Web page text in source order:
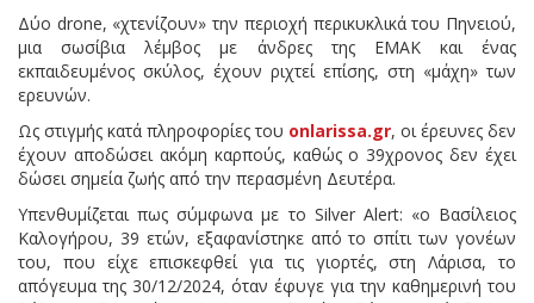
Δύο drone, «χτενίζουν» την περιοχή περικυκλικά του Πηνειού,
μια σωσίβια λέμβος με άνδρες της ΕΜΑΚ και ένας
εκπαιδευμένος σκύλος, έχουν ριχτεί επίσης, στη «μάχη» των
ερευνών.
Ως στιγμής κατά πληροφορίες του onlarissa.gr, οι έρευνες δεν
έχουν αποδώσει ακόμη καρπούς, καθώς ο 39χρονος δεν έχει
δώσει σημεία ζωής από την περασμένη Δευτέρα.
Υπενθυμίζεται πως σύμφωνα με το Silver Alert: «ο Βασίλειος
Καλογήρου, 39 ετών, εξαφανίστηκε από το σπίτι των γονέων
του, που είχε επισκεφθεί για τις γιορτές, στη Λάρισα, το
απόγευμα της 30/12/2024, όταν έφυγε για την καθημερινή του